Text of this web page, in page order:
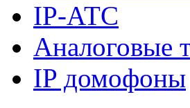
IP-АТС
Аналоговые
IP домофоны